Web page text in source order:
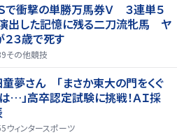
で衝撃の単勝万馬券Ｖ ３連単５
出した記憶に残る二刀流牝馬 ヤ
２３歳で死す
その他競技
童夢さん 「まさか東大の門をくぐ
…」高卒認定試験に挑戦！ＡＩ採
ウィンタースポーツ